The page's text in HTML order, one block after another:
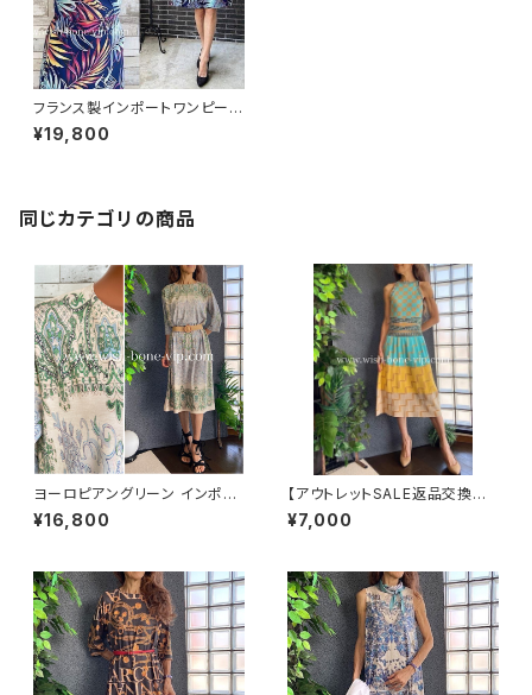
フランス製インポートワンピース
｜FIFILLES DE PARIS フィフィ
ーユ・パリ｜膝丈ジャージワンピ
¥19,800
同じカテゴリの商品
ヨーロピアングリーン インポー
トワンピース｜ストレッチジャー
ジ 七分袖ワンピース｜グリーン
¥16,800
【アウトレットSALE返品交換不
可8/20まで】ホルターネック＆
厚手ニットワンピース｜切り替え
¥7,000